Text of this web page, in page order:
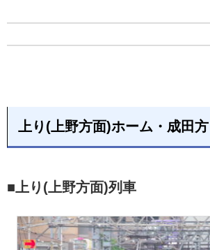
上り(上野方面)ホーム・成田方
■上り(上野方面)列車